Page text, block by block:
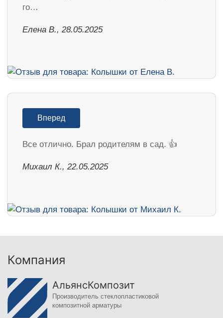
го…
Елена В., 28.05.2025
Вперед
Все отлично. Брал родителям в сад. 👍
Михаил К., 22.05.2025
Компания
АльянсКомпозит
Производитель стеклопластиковой
композитной арматуры